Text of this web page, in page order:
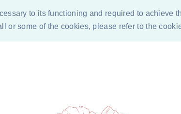
to its functioning and required to achieve
or some of the cookies, please refer to the